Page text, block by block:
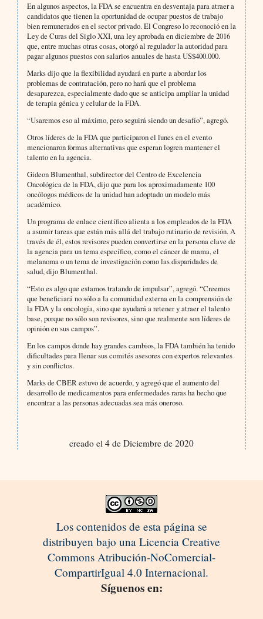
En algunos aspectos, la FDA se encuentra en desventaja para atraer a
candidatos que tienen la oportunidad de ocupar puestos de trabajo
bien remunerados en el sector privado. El Congreso lo reconoció en la
Ley de Curas del Siglo XXI, una ley aprobada en diciembre de 2016
que, entre muchas otras cosas, otorgó al regulador la autoridad para
pagar algunos puestos con salarios anuales de hasta US$400.000.
Marks dijo que la flexibilidad ayudará en parte a abordar los
problemas de contratación, pero no hará que el problema
desaparezca, especialmente dado que se anticipa ampliar la unidad
de terapia génica y celular de la FDA.
“Usaremos eso al máximo, pero seguirá siendo un desafío”, agregó.
Otros líderes de la FDA que participaron el lunes en el evento
mencionaron formas alternativas que esperan logren mantener el
talento en la agencia.
Gideon Blumenthal, subdirector del Centro de Excelencia
Oncológica de la FDA, dijo que para los aproximadamente 100
oncólogos médicos de la unidad han adoptado un modelo más
académico.
Un programa de enlace científico alienta a los empleados de la FDA
a asumir tareas que están más allá del trabajo rutinario de revisión. A
través de él, estos revisores pueden convertirse en la persona clave de
la agencia para un tema específico, como el cáncer de mama, el
melanoma o un tema de investigación como las disparidades de
salud, dijo Blumenthal.
“Esto es algo que estamos tratando de impulsar”, agregó. “Creemos
que beneficiará no sólo a la comunidad externa en la comprensión de
la FDA y la oncología, sino que ayudará a retener y atraer el talento
base, porque no sólo son revisores, sino que realmente son líderes de
opinión en sus campos”.
En los campos donde hay grandes cambios, la FDA también ha tenido
dificultades para llenar sus comités asesores con expertos relevantes
y sin conflictos.
Marks de CBER estuvo de acuerdo, y agregó que el aumento del
desarrollo de medicamentos para enfermedades raras ha hecho que
encontrar a las personas adecuadas sea más oneroso.
creado el 4 de Diciembre de 2020
Los contenidos de esta página se
distribuyen bajo una Licencia Creative
Commons Atribución-NoComercial-
CompartirIgual 4.0 Internacional.
Síguenos en: